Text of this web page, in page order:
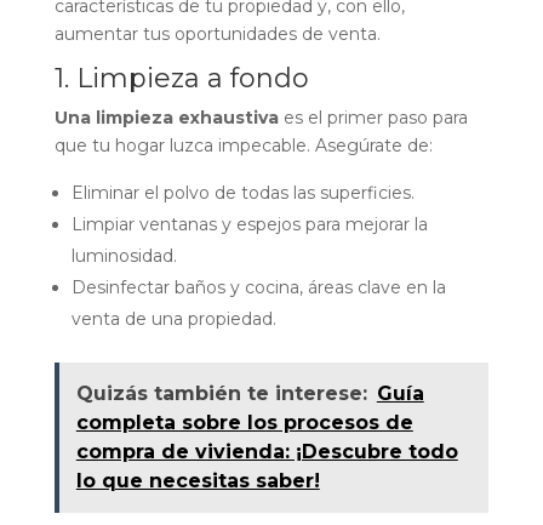
características de tu propiedad y, con ello,
aumentar tus oportunidades de venta.
1. Limpieza a fondo
Una limpieza exhaustivaes el primer paso para
que tu hogar luzca impecable. Asegúrate de:
Eliminar el polvo de todas las superficies.
Limpiar ventanas y espejos para mejorar la
luminosidad.
Desinfectar baños y cocina, áreas clave en la
venta de una propiedad.
Quizás también te interese: Guía
completa sobre los procesos de
compra de vivienda: ¡Descubre todo
lo que necesitas saber!